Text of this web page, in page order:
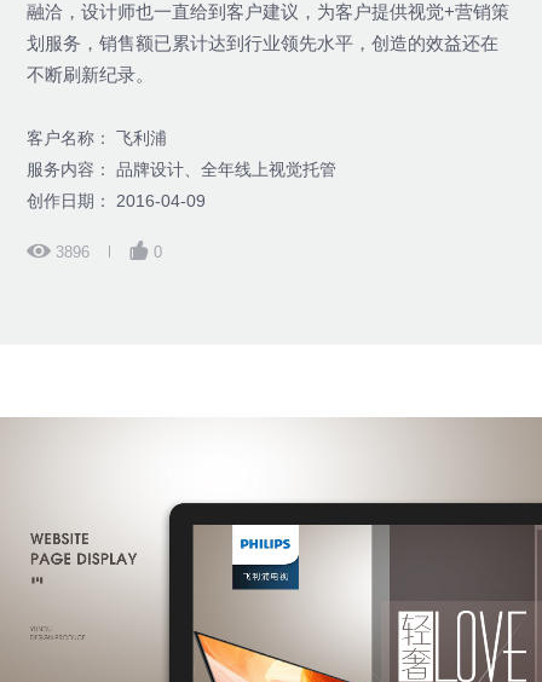
融洽，设计师也一直给到客户建议，为客户提供视觉+营销策
划服务，销售额已累计达到行业领先水平，创造的效益还在
不断刷新纪录。
客户名称： 飞利浦
服务内容： 品牌设计、全年线上视觉托管
创作日期： 2016-04-09
3896 0